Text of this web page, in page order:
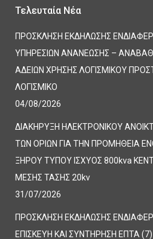
Τελευταία Νέα
ΠΡΟΣΚΛΗΣΗ ΕΚΔΗΛΩΣΗΣ
ΥΠΗΡΕΣΙΩΝ ΑΝΑΝΕΩΣΗΣ –
ΑΔΕΙΩΝ ΧΡΗΣΗΣ ΛΟΓΙΣΜΙΚΟΥ
ΛΟΓΙΣΜΙΚΟ
04/08/2026
ΔΙΑΚΗΡΥΞΗ ΗΛΕΚΤΡΟΝΙΚΟΥ
ΤΩΝ ΟΡΙΩΝ ΓΙΑ ΤΗΝ ΠΡΟΜΗΘΕΙΑ
ΞΗΡΟΥ ΤΥΠΟΥ ΙΣΧΥΟΣ 800kva
ΜΕΣΗΣ ΤΑΣΗΣ 20kv
31/07/2026
ΠΡΟΣΚΛΗΣΗ ΕΚΔΗΛΩΣΗΣ
ΕΠΙΣΚΕΥΗ ΚΑΙ ΣΥΝΤΗΡΗΣΗ ΕΠΤΑ